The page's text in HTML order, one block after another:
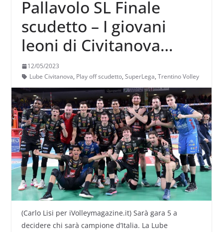
Pallavolo SL Finale
scudetto – I giovani
leoni di Civitanova
portano la Lube a gara
5
12/05/2023
Lube Civitanova, Play off scudetto, SuperLega, Trentino Volley
(Carlo Lisi per iVolleymagazine.it) Sarà gara 5 a
decidere chi sarà campione d’Italia. La Lube